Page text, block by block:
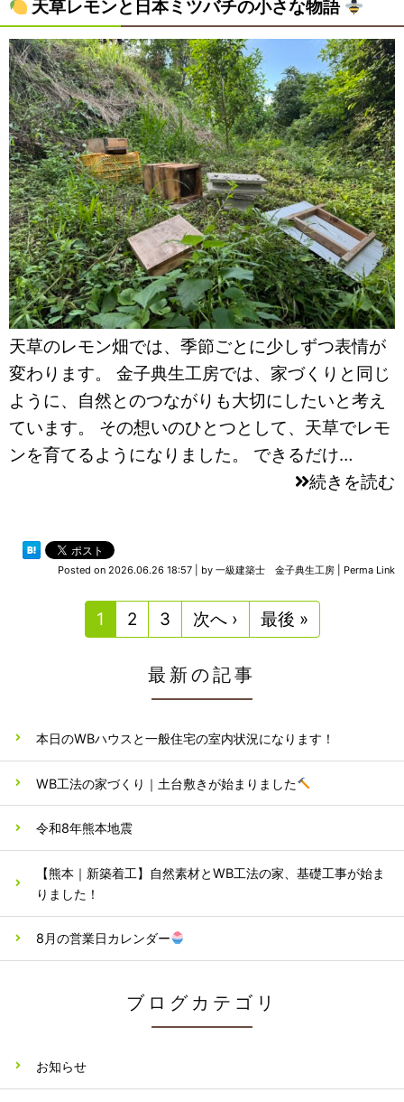
天草レモンと日本ミツバチの小さな物語
天草のレモン畑では、季節ごとに少しずつ表情が
変わります。 金子典生工房では、家づくりと同じ
ように、自然とのつながりも大切にしたいと考え
ています。 その想いのひとつとして、天草でレモ
ンを育てるようになりました。 できるだけ…
続きを読む
Posted on 2026.06.26 18:57 by 一級建築士 金子典生工房 Perma Link
1 2 3 次へ › 最後 »
最新の記事
本日のWBハウスと一般住宅の室内状況になります！
WB工法の家づくり｜土台敷きが始まりました
令和8年熊本地震
【熊本｜新築着工】自然素材とWB工法の家、基礎工事が始ま
りました！
8月の営業日カレンダー
ブログカテゴリ
お知らせ